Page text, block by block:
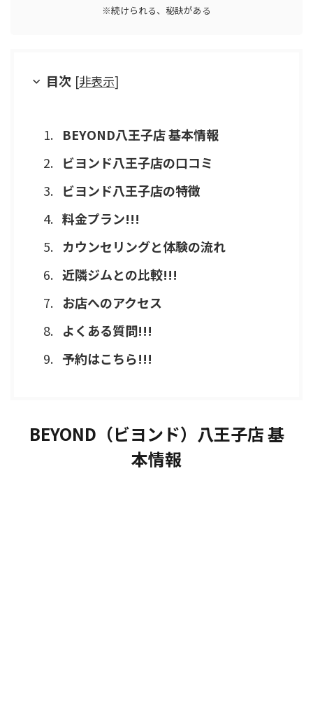
※続けられる、秘訣がある
目次 [非表示]
BEYOND八王子店 基本情報
ビヨンド八王子店の口コミ
ビヨンド八王子店の特徴
料金プラン!!!
カウンセリングと体験の流れ
近隣ジムとの比較!!!
お店へのアクセス
よくある質問!!!
予約はこちら!!!
BEYOND（ビヨンド）八王子店 基
本情報